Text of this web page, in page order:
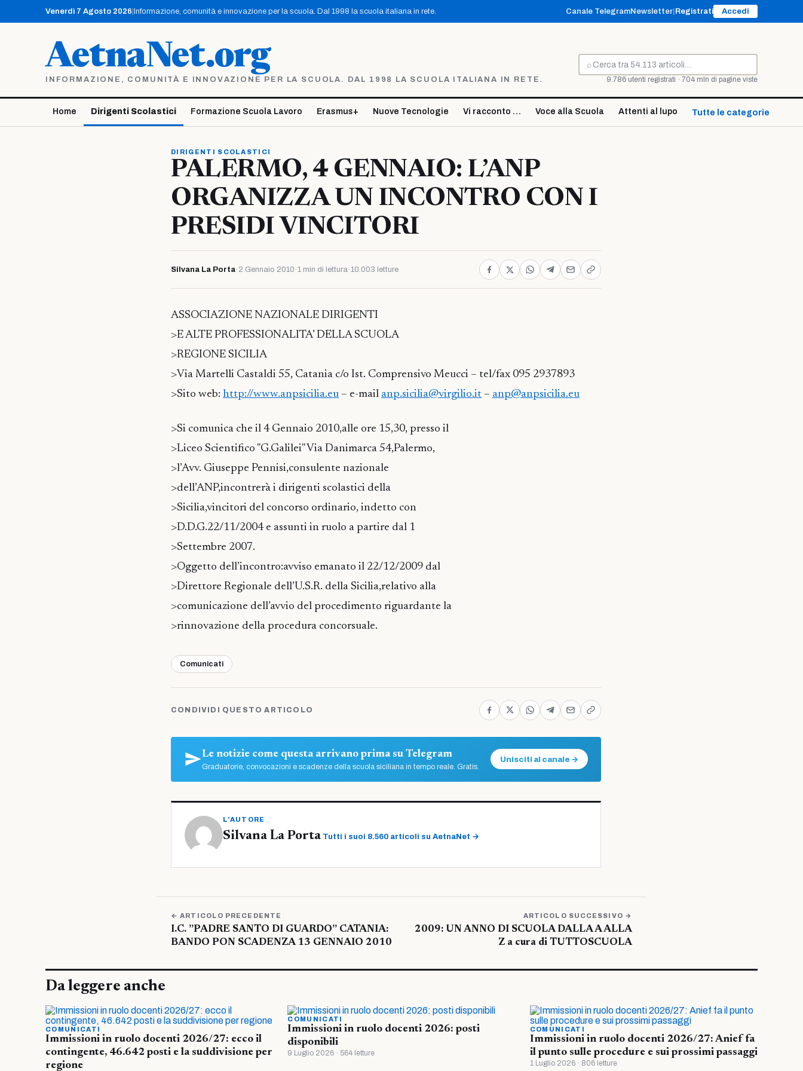
contenuto
Venerdì 7 Agosto 2026 Informazione, comunità e innovazione per la scuola. Dal 1998 la scuola italiana in rete. Canale TelegramNewsletter Registrati Accedi
AetnaNet.org
INFORMAZIONE, COMUNITÀ E INNOVAZIONE PER LA SCUOLA. DAL 1998 LA SCUOLA ITALIANA IN RETE.
⌕
Cerca
9.786 utenti registrati · 704 mln di pagine viste
Home Dirigenti Scolastici Formazione Scuola Lavoro Erasmus+ Nuove Tecnologie Vi racconto … Voce alla Scuola Attenti al lupo Tutte le categorie ↓
DIRIGENTI SCOLASTICI
PALERMO, 4 GENNAIO: L’ANP
ORGANIZZA UN INCONTRO CON I
PRESIDI VINCITORI
Silvana La Porta· 2 Gennaio 2010 ·1 min di lettura·10.003 letture
ASSOCIAZIONE NAZIONALE DIRIGENTI
>E ALTE PROFESSIONALITA’ DELLA SCUOLA
>REGIONE SICILIA
>Via Martelli Castaldi 55, Catania c/o Ist. Comprensivo Meucci – tel/fax 095 2937893
>Sito web: http://www.anpsicilia.eu – e-mail anp.sicilia@virgilio.it – anp@anpsicilia.eu
>Si comunica che il 4 Gennaio 2010,alle ore 15,30, presso il
>Liceo Scientifico "G.Galilei" Via Danimarca 54,Palermo,
>l’Avv. Giuseppe Pennisi,consulente nazionale
>dell’ANP,incontrerà i dirigenti scolastici della
>Sicilia,vincitori del concorso ordinario, indetto con
>D.D.G.22/11/2004 e assunti in ruolo a partire dal 1
>Settembre 2007.
>Oggetto dell’incontro:avviso emanato il 22/12/2009 dal
>Direttore Regionale dell’U.S.R. della Sicilia,relativo alla
>comunicazione dell’avvio del procedimento riguardante la
>rinnovazione della procedura concorsuale.
Comunicati
CONDIVIDI QUESTO ARTICOLO
Le notizie come questa arrivano prima su Telegram
Graduatorie, convocazioni e scadenze della scuola siciliana in tempo reale. Gratis.
Unisciti al canale →
L'AUTORE
Silvana La Porta Tutti i suoi 8.560 articoli su AetnaNet →
← ARTICOLO PRECEDENTE
I.C. ”PADRE SANTO DI GUARDO” CATANIA:
BANDO PON SCADENZA 13 GENNAIO 2010
ARTICOLO SUCCESSIVO →
2009: UN ANNO DI SCUOLA DALLA A ALLA
Z a cura di TUTTOSCUOLA
Da leggere anche
COMUNICATI
Immissioni in ruolo docenti 2026/27: ecco il
contingente, 46.642 posti e la suddivisione per
regione
COMUNICATI
Immissioni in ruolo docenti 2026: posti
disponibili
9 Luglio 2026 · 564 letture
COMUNICATI
Immissioni in ruolo docenti 2026/27: Anief fa
il punto sulle procedure e sui prossimi passaggi
1 Luglio 2026 · 806 letture